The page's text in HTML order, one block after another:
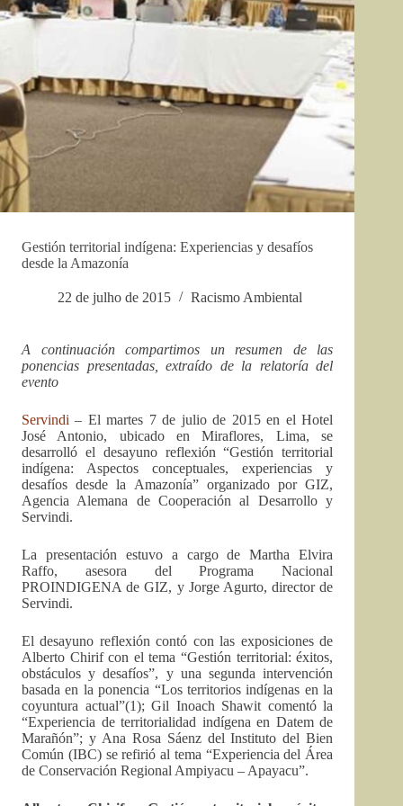
Gestión territorial indígena: Experiencias y desafíos
desde la Amazonía
22 de julho de 2015 Racismo Ambiental
A continuación compartimos un resumen de las
ponencias presentadas, extraído de la relatoría del
evento
Servindi – El martes 7 de julio de 2015 en el Hotel
José Antonio, ubicado en Miraflores, Lima, se
desarrolló el desayuno reflexión “Gestión territorial
indígena: Aspectos conceptuales, experiencias y
desafíos desde la Amazonía” organizado por GIZ,
Agencia Alemana de Cooperación al Desarrollo y
Servindi.
La presentación estuvo a cargo de Martha Elvira
Raffo, asesora del Programa Nacional
PROINDIGENA de GIZ, y Jorge Agurto, director de
Servindi.
El desayuno reflexión contó con las exposiciones de
Alberto Chirif con el tema “Gestión territorial: éxitos,
obstáculos y desafíos”, y una segunda intervención
basada en la ponencia “Los territorios indígenas en la
coyuntura actual”(1); Gil Inoach Shawit comentó la
“Experiencia de territorialidad indígena en Datem de
Marañón”; y Ana Rosa Sáenz del Instituto del Bien
Común (IBC) se refirió al tema “Experiencia del Área
de Conservación Regional Ampiyacu – Apayacu”.